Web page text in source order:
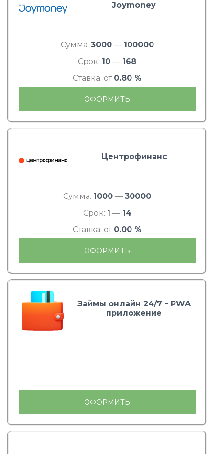
Joymoney
Сумма: 3000— 100000
Срок: 10 — 168
Ставка: от 0.80 %
ОФОРМИТЬ
Центрофинанс
Сумма: 1000 — 30000
Срок: 1 — 14
Ставка: от 0.00 %
ОФОРМИТЬ
Займы онлайн 24/7 - PWA
приложение
ОФОРМИТЬ